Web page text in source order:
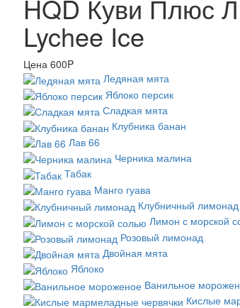
HQD Куви Плюс
Lychee Ice
Цена 600P
Ледяная мята
Яблоко персик
Сладкая мята
Клубника банан
Лав 66
Черника малина
Табак
Манго гуава
Клубничный лимонад
Лимон с морской
Розовый лимонад
Двойная мята
Яблоко
Ванильное
Кислые